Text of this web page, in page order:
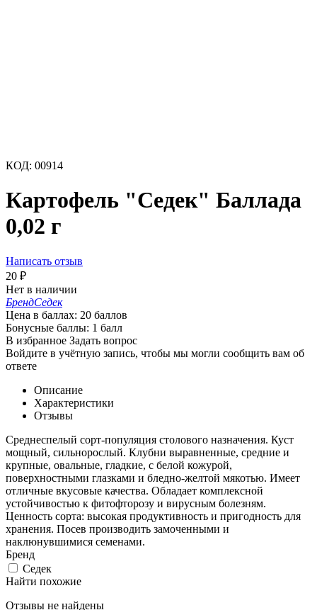
КОД: 00914
Картофель "Седек" Баллада
0,02 г
Написать отзыв
20 ₽
Нет в наличии
БрендСедек
Цена в баллах: 20 баллов
Бонусные баллы: 1 балл
В избранное Задать вопрос
Войдите в учётную запись, чтобы мы могли сообщить вам об
ответе
Описание
Характеристики
Отзывы
Среднеспелый сорт-популяция столового назначения. Куст
мощный, сильнорослый. Клубни выравненные, средние и
крупные, овальные, гладкие, с белой кожурой,
поверхностными глазками и бледно-желтой мякотью. Имеет
отличные вкусовые качества. Обладает комплексной
устойчивостью к фитофторозу и вирусным болезням.
Ценность сорта: высокая продуктивность и пригодность для
хранения. Посев производить замоченными и
наклюнувшимися семенами.
Бренд
Седек
Найти похожие
Отзывы не найдены